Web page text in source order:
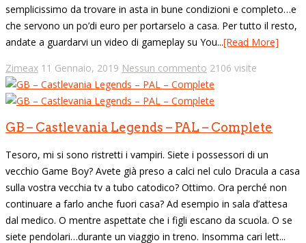
semplicissimo da trovare in asta in bune condizioni e completo…e
che servono un po’di euro per portarselo a casa. Per tutto il resto,
andate a guardarvi un video di gameplay su You...[Read More]
Zimeax 11 Gennaio, 2019 Nessun commento 2106 visite
GB – Castlevania Legends – PAL – Complete
Tesoro, mi si sono ristretti i vampiri. Siete i possessori di un
vecchio Game Boy? Avete già preso a calci nel culo Dracula a casa
sulla vostra vecchia tv a tubo catodico? Ottimo. Ora perché non
continuare a farlo anche fuori casa? Ad esempio in sala d’attesa
dal medico. O mentre aspettate che i figli escano da scuola. O se
siete pendolari…durante un viaggio in treno. Insomma cari lett...